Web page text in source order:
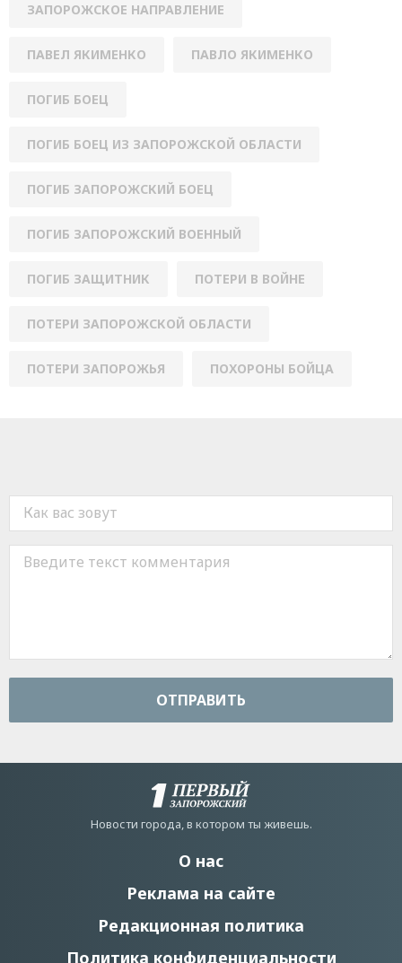
ЗАПОРОЖСКОЕ НАПРАВЛЕНИЕ
ПАВЕЛ ЯКИМЕНКО ПАВЛО ЯКИМЕНКО
ПОГИБ БОЕЦ
ПОГИБ БОЕЦ ИЗ ЗАПОРОЖСКОЙ ОБЛАСТИ
ПОГИБ ЗАПОРОЖСКИЙ БОЕЦ
ПОГИБ ЗАПОРОЖСКИЙ ВОЕННЫЙ
ПОГИБ ЗАЩИТНИК ПОТЕРИ В ВОЙНЕ
ПОТЕРИ ЗАПОРОЖСКОЙ ОБЛАСТИ
ПОТЕРИ ЗАПОРОЖЬЯ ПОХОРОНЫ БОЙЦА
ОТПРАВИТЬ
Новости города, в котором ты живешь.
О нас
Реклама на сайте
Редакционная политика
Политика конфиденциальности